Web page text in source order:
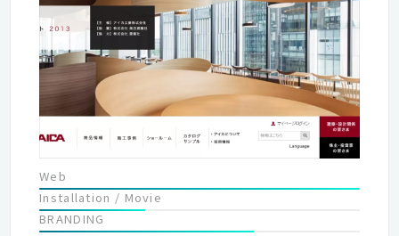
も減少し、高齢化が進んでいく中、単なる経済的な豊かさだけを
求めていく時代ではなくなってくるに違いありません。更には東
日本大震災などを経て、日本、そして日本人は大きく価値観を変
化させようとしていく過渡期だと私たちは考えています。 その価
値観の変化とはＧＮＰ（経済的な豊かさ）からＧＮＨ（幸せと感
じる豊かさ）へ求めるものが変わってきたということではないで
しょうか？弊社グループのビジョンである「生きるを豊かに」と
いう考え方はこういった考えに基づいています。そして、それこ
り成長する原動力なのです。
Web
Installation / Movie
BRANDING